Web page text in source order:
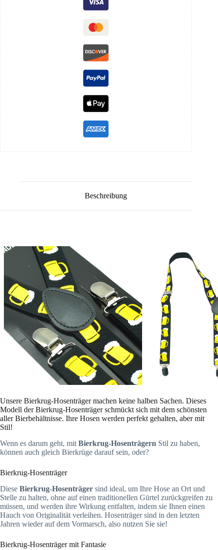
Beschreibung
Unsere Bierkrug-Hosenträger machen keine halben Sachen. Dieses
Modell der Bierkrug-Hosenträger schmückt sich mit dem schönsten
aller Bierbehältnisse. Ihre Hosen werden perfekt gehalten, aber mit
Stil!
Wenn es darum geht, mit Bierkrug-Hosenträgern Stil zu haben,
können auch gleich Bierkrüge darauf sein, oder?
Bierkrug-Hosenträger
Diese Bierkrug-Hosenträger sind ideal, um Ihre Hose an Ort und
Stelle zu halten, ohne auf einen traditionellen Gürtel zurückgreifen zu
müssen, und werden ihre Wirkung entfalten, indem sie Ihnen einen
Hauch von Originalität verleihen. Hosenträger sind in den letzten
Jahren wieder auf dem Vormarsch, also nutzen Sie sie!
Bierkrug-Hosenträger mit Fantasie